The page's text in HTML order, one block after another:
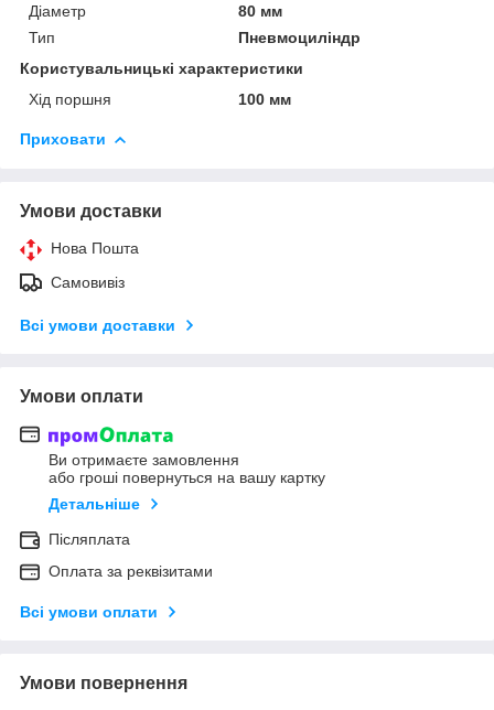
Діаметр
80 мм
Тип
Пневмоциліндр
Користувальницькі характеристики
Хід поршня
100 мм
Приховати
Умови доставки
Нова Пошта
Самовивіз
Всі умови доставки
Умови оплати
Ви отримаєте замовлення
або гроші повернуться на вашу картку
Детальніше
Післяплата
Оплата за реквізитами
Всі умови оплати
Умови повернення